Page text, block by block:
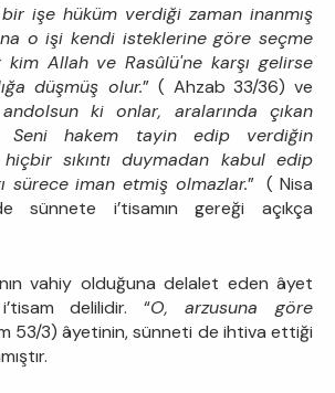
işe hüküm verdiği zaman inanmış
o işi kendi isteklerine göre seçme
kim Allah ve Rasûlü'ne karşı gelirse
düşmüş olur.” ( Ahzab 33/36) ve
ki onlar, aralarında çıkan
Seni hakem tayin edip verdiğin
sıkıntı duymadan kabul edip
sürece iman etmiş olmazlar.” ( Nisa
sünnete i’tisamın gereği açıkça
vahiy olduğuna delalet eden âyet
delilidir. “O, arzusuna göre
53/3) âyetinin, sünneti de ihtiva ettiği